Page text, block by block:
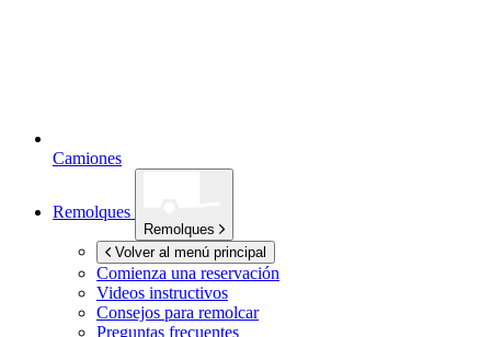
Camiones
Remolques
Remolques
Volver al menú principal
Comienza una reservación
Videos instructivos
Consejos para remolcar
Preguntas frecuentes